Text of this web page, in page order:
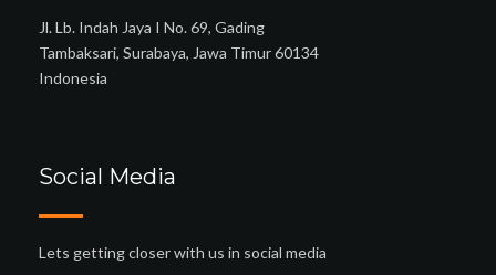
Jl. Lb. Indah Jaya I No. 69, Gading
Tambaksari, Surabaya, Jawa Timur 60134
Indonesia
Social Media
Lets getting closer with us in social media